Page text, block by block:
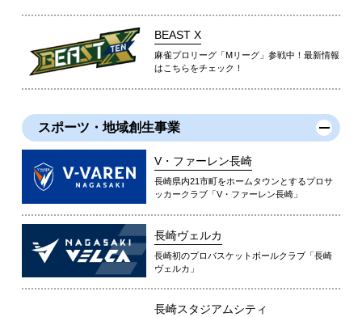
BEAST X
麻雀プロリーグ「Mリーグ」参戦中！最新情報
はこちらをチェック！
スポーツ・地域創生事業
V・ファーレン長崎
長崎県内21市町をホームタウンとするプロサ
ッカークラブ「V・ファーレン長崎」
長崎ヴェルカ
長崎初のプロバスケットボールクラブ「長崎
ヴェルカ」
長崎スタジアムシティ